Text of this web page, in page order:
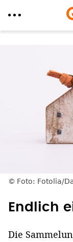
Foto: Fotolia/
Endlich
Die